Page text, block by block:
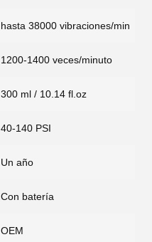
hasta 38000 vibraciones/min
1200-1400 veces/minuto
300 ml / 10.14 fl.oz
40-140 PSI
Un año
Con batería
OEM